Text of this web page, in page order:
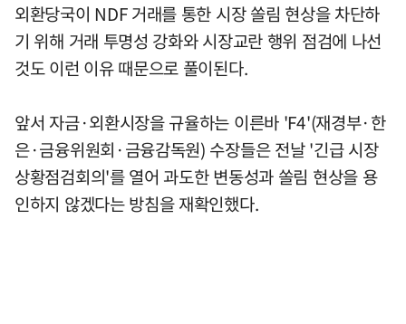
외환당국이 NDF 거래를 통한 시장 쏠림 현상을 차단하
기 위해 거래 투명성 강화와 시장교란 행위 점검에 나선
것도 이런 이유 때문으로 풀이된다.
앞서 자금·외환시장을 규율하는 이른바 'F4'(재경부·한
은·금융위원회·금융감독원) 수장들은 전날 '긴급 시장
상황점검회의'를 열어 과도한 변동성과 쏠림 현상을 용
인하지 않겠다는 방침을 재확인했다.